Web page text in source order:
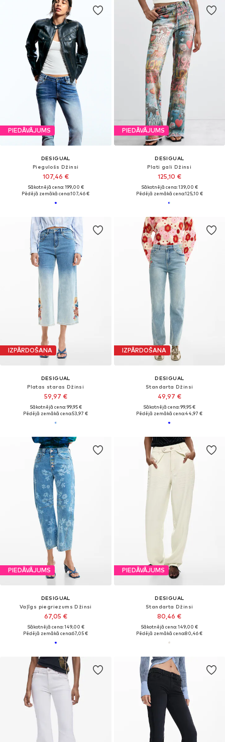
PIEDĀVĀJUMS
DESIGUAL
Piegulošs Džinsi
107,46 €
Sākotnējā cena: 199,00 €
Pēdējā zemākā cena:107,46 €
PIEDĀVĀJUMS
DESIGUAL
Plati gali Džinsi
125,10 €
Sākotnējā cena: 139,00 €
Pēdējā zemākā cena:125,10 €
IZPĀRDOŠANA
DESIGUAL
Platas staras Džinsi
59,97 €
Sākotnējā cena: 99,95 €
Pēdējā zemākā cena:53,97 €
IZPĀRDOŠANA
DESIGUAL
Standarta Džinsi
49,97 €
Sākotnējā cena: 99,95 €
Pēdējā zemākā cena:44,97 €
PIEDĀVĀJUMS
DESIGUAL
Vaļīgs piegriezums Džinsi
67,05 €
Sākotnējā cena: 149,00 €
Pēdējā zemākā cena:67,05 €
PIEDĀVĀJUMS
DESIGUAL
Standarta Džinsi
80,46 €
Sākotnējā cena: 149,00 €
Pēdējā zemākā cena:80,46 €